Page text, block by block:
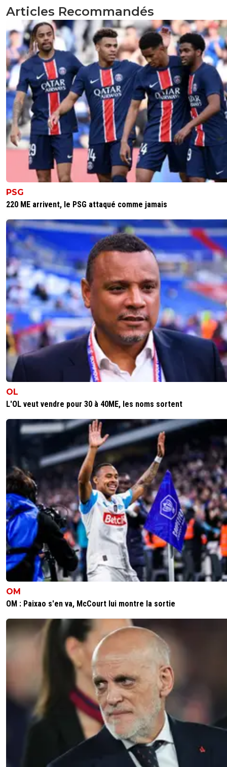
Articles Recommandés
PSG
220 ME arrivent, le PSG attaqué comme jamais
OL
L'OL veut vendre pour 30 à 40ME, les noms sortent
OM
OM : Paixao s'en va, McCourt lui montre la sortie